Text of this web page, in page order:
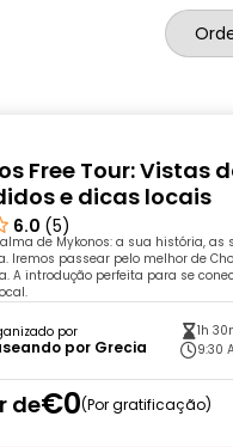
Free Tour: Vistas
e dicas locais
6.0 (5)
de Mykonos: a sua história, as
Iremos passear pelo melhor de
A introdução perfeita para se
por
por Grecia
1h
9:30
de€0 Por gratificação